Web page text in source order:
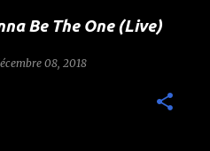
Be The One (Live)
08, 2018